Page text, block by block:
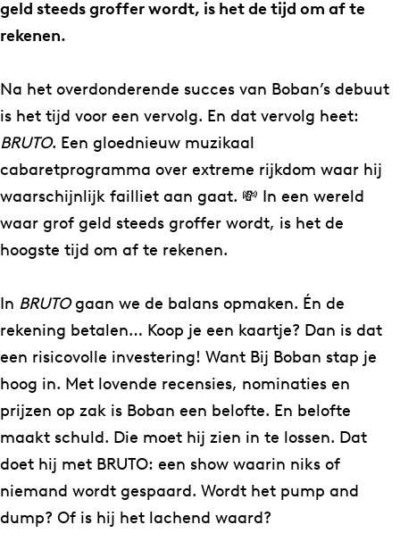
r
p
e
n
n
i
n
g
B
r
u
t
o
n
a
s
p
e
n
n
i
g
–
B
r
u
t
o
geld steeds groffer wordt, is het de tijd om af te
rekenen.
Na het overdonderende succes van Boban’s debuut
is het tijd voor een vervolg. En dat vervolg heet:
BRUTO. Een gloednieuw muzikaal
cabaretprogramma over extreme rijkdom waar hij
waarschijnlijk failliet aan gaat. 💸 In een wereld
waar grof geld steeds groffer wordt, is het de
hoogste tijd om af te rekenen.
In BRUTOgaan we de balans opmaken. Én de
rekening betalen… Koop je een kaartje? Dan is dat
een risicovolle investering! Want Bij Boban stap je
hoog in. Met lovende recensies, nominaties en
prijzen op zak is Boban een belofte. En belofte
maakt schuld. Die moet hij zien in te lossen. Dat
doet hij met BRUTO: een show waarin niks of
niemand wordt gespaard. Wordt het pump and
dump? Of is hij het lachend waard?